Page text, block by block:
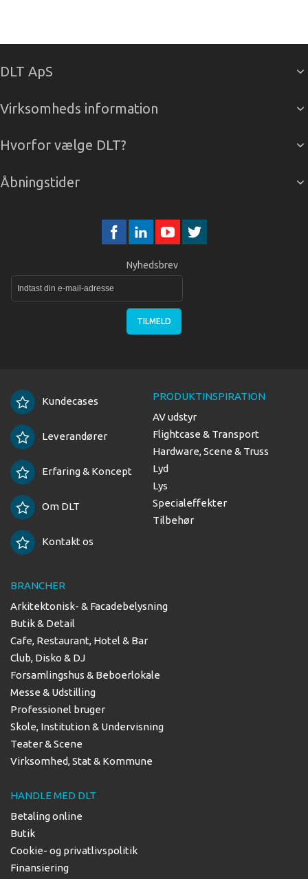
DLT ApS
Virksomheds information
Hvorfor vælge DLT?
Åbningstider
Nyhedsbrev
TILMELD
Kundecases
Leverandører
Erfaring & Koncept
Om DLT
Kontakt os
PRODUKTINSPIRATION
AV udstyr
Flightcase & Transport
Hardware, Scene & Truss
Lyd
Lys
Specialeffekter
Tilbehør
BRANCHER
Arkitektonisk- & Facadebelysning
Butik & Detail
Cafe, Restaurant, Hotel & Bar
Club, Disko & DJ
Forsamlingshus & Beboerlokale
Messe & Udstilling
Professionel bruger
Skole, Institution & Undervisning
Teater & Scene
Virksomhed, Stat & Kommune
HANDLE MED DLT
Betaling online
Butik
Cookie- og privatlivspolitik
Finansiering